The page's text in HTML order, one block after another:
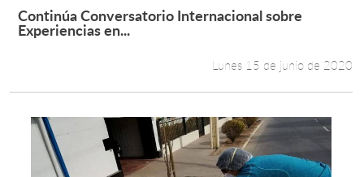
Leer más +
Continúa Conversatorio Internacional sobre
Experiencias en...
Lunes 15 de junio de 2020